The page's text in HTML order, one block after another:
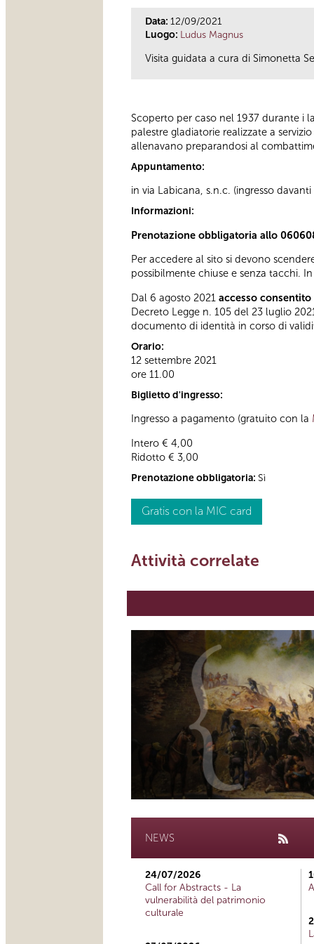
Data: 12/09/2021
Luogo: Ludus Magnus
Visita guidata a cura di Simonetta
Scoperto per caso nel 1937 durante i
palestre gladiatorie realizzate a
allenavano preparandosi al
Appuntamento:
in via Labicana, s.n.c. (ingresso
Informazioni:
Prenotazione obbligatoria allo
Per accedere al sito si devono
possibilmente chiuse e senza tacchi.
Dal 6 agosto 2021 accesso
Decreto Legge n. 105 del 23 luglio
documento di identità in corso di
Orario:
12 settembre 2021
ore 11.00
Biglietto d'ingresso:
Ingresso a pagamento (gratuito con la
Intero € 4,00
Ridotto € 3,00
Prenotazione obbligatoria: Sì
Gratis con la MIC card
Attività correlate
NEWS
24/07/2026
Call for Abstracts - La
vulnerabilità del patrimonio
culturale